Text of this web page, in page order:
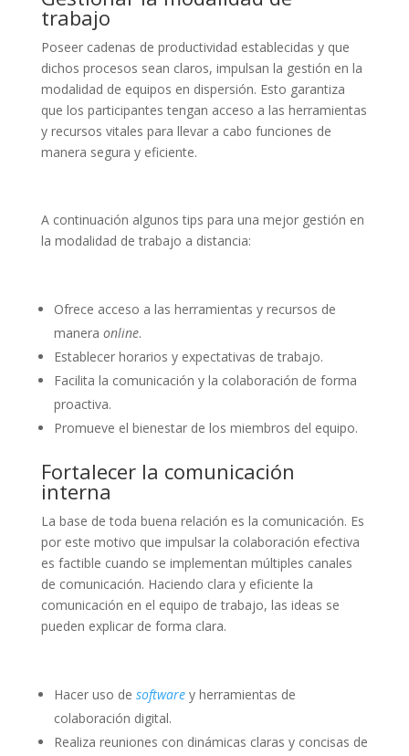
trabajo
Poseer cadenas de productividad establecidas y que
dichos procesos sean claros, impulsan la gestión en la
modalidad de equipos en dispersión. Esto garantiza
que los participantes tengan acceso a las herramientas
y recursos vitales para llevar a cabo funciones de
manera segura y eficiente.
A continuación algunos tips para una mejor gestión en
la modalidad de trabajo a distancia:
Ofrece acceso a las herramientas y recursos de
manera online.
Establecer horarios y expectativas de trabajo.
Facilita la comunicación y la colaboración de forma
proactiva.
Promueve el bienestar de los miembros del equipo.
Fortalecer la comunicación
interna
La base de toda buena relación es la comunicación. Es
por este motivo que impulsar la colaboración efectiva
es factible cuando se implementan múltiples canales
de comunicación. Haciendo clara y eficiente la
comunicación en el equipo de trabajo, las ideas se
pueden explicar de forma clara.
Hacer uso de softwarey herramientas de
colaboración digital.
Realiza reuniones con dinámicas claras y concisas de